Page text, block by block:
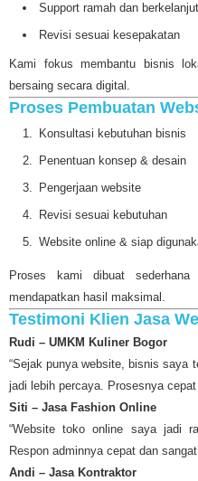
Support ramah dan
Revisi sesuai kesepakatan
Kami fokus membantu bisnis
bersaing secara digital.
Proses Pembuatan
Konsultasi kebutuhan bisnis
Penentuan konsep & desain
Pengerjaan website
Revisi sesuai kebutuhan
Website online & siap
Proses kami dibuat
mendapatkan hasil maksimal.
Testimoni Klien Jasa
Rudi – UMKM Kuliner Bogor
“Sejak punya website, bisnis saya
jadi lebih percaya. Prosesnya
Siti – Jasa Fashion Online
“Website toko online saya jadi
Respon adminnya cepat dan
Andi – Jasa Kontraktor